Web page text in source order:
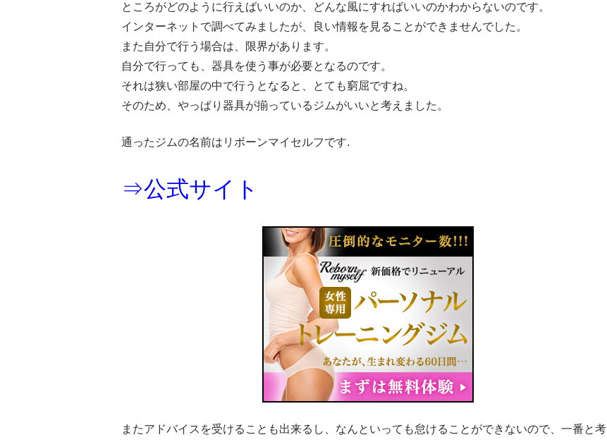
ところがどのように行えばいいのか、どんな風にすればいいのかわからないのです。
インターネットで調べてみましたが、良い情報を見ることができませんでした。
また自分で行う場合は、限界があります。
自分で行っても、器具を使う事が必要となるのです。
それは狭い部屋の中で行うとなると、とても窮屈ですね。
そのため、やっぱり器具が揃っているジムがいいと考えました。
通ったジムの名前はリボーンマイセルフです.
⇒公式サイト
またアドバイスを受けることも出来るし、なんといっても怠けることができないので、一番と考